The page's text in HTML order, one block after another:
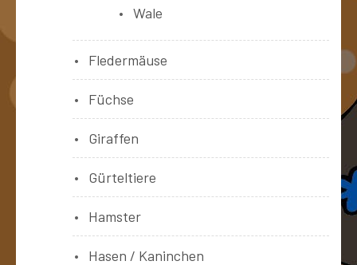
Wale
Fledermäuse
Füchse
Giraffen
Gürteltiere
Hamster
Hasen / Kaninchen